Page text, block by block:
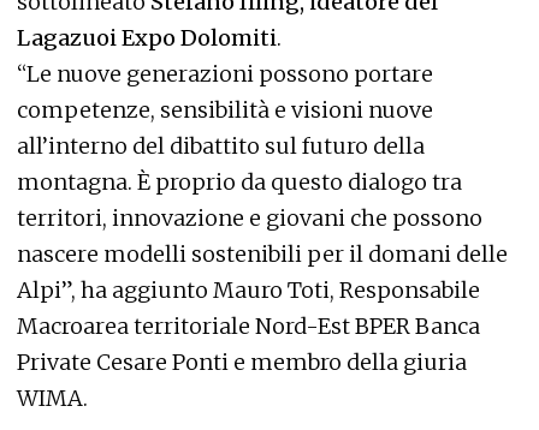
Lagazuoi Expo Dolomiti.
“Le nuove generazioni possono portare
competenze, sensibilità e visioni nuove
all’interno del dibattito sul futuro della
montagna. È proprio da questo dialogo tra
territori, innovazione e giovani che possono
nascere modelli sostenibili per il domani delle
Alpi”, ha aggiunto Mauro Toti, Responsabile
Macroarea territoriale Nord-Est BPER Banca
Private Cesare Ponti e membro della giuria
WIMA.